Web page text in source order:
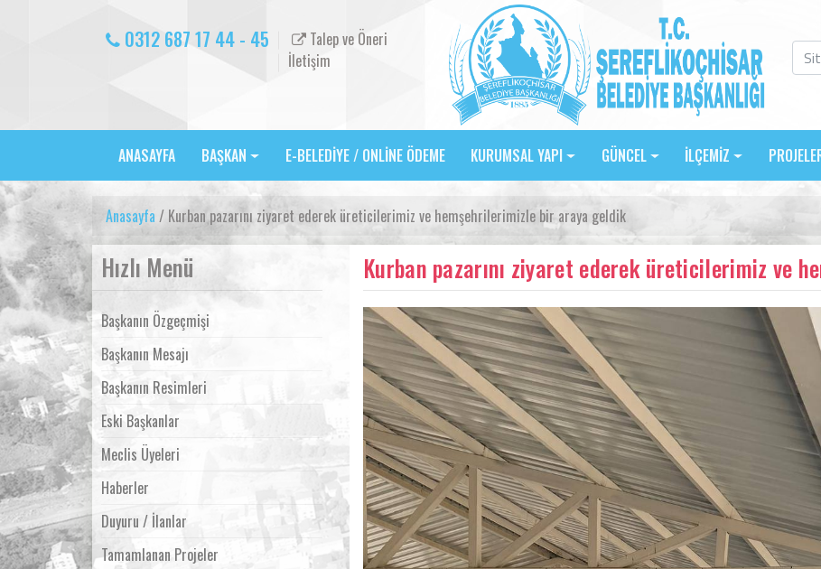
0312 687 17 44 - 45
Talep ve Öneri
İletişim
ANASAYFA BAŞKAN E-BELEDİYE / ONLİNE ÖDEME KURUMSAL YAPI GÜNCEL İLÇEMİZ
Anasayfa / Kurban pazarını ziyaret ederek üreticilerimiz ve hemşehrilerimizle bir araya geldik
Hızlı Menü
Başkanın Özgeçmişi
Başkanın Mesajı
Başkanın Resimleri
Eski Başkanlar
Meclis Üyeleri
Haberler
Duyuru / İlanlar
Tamamlanan Projeler
Kurban pazarını ziyaret ederek üreticilerimiz ve